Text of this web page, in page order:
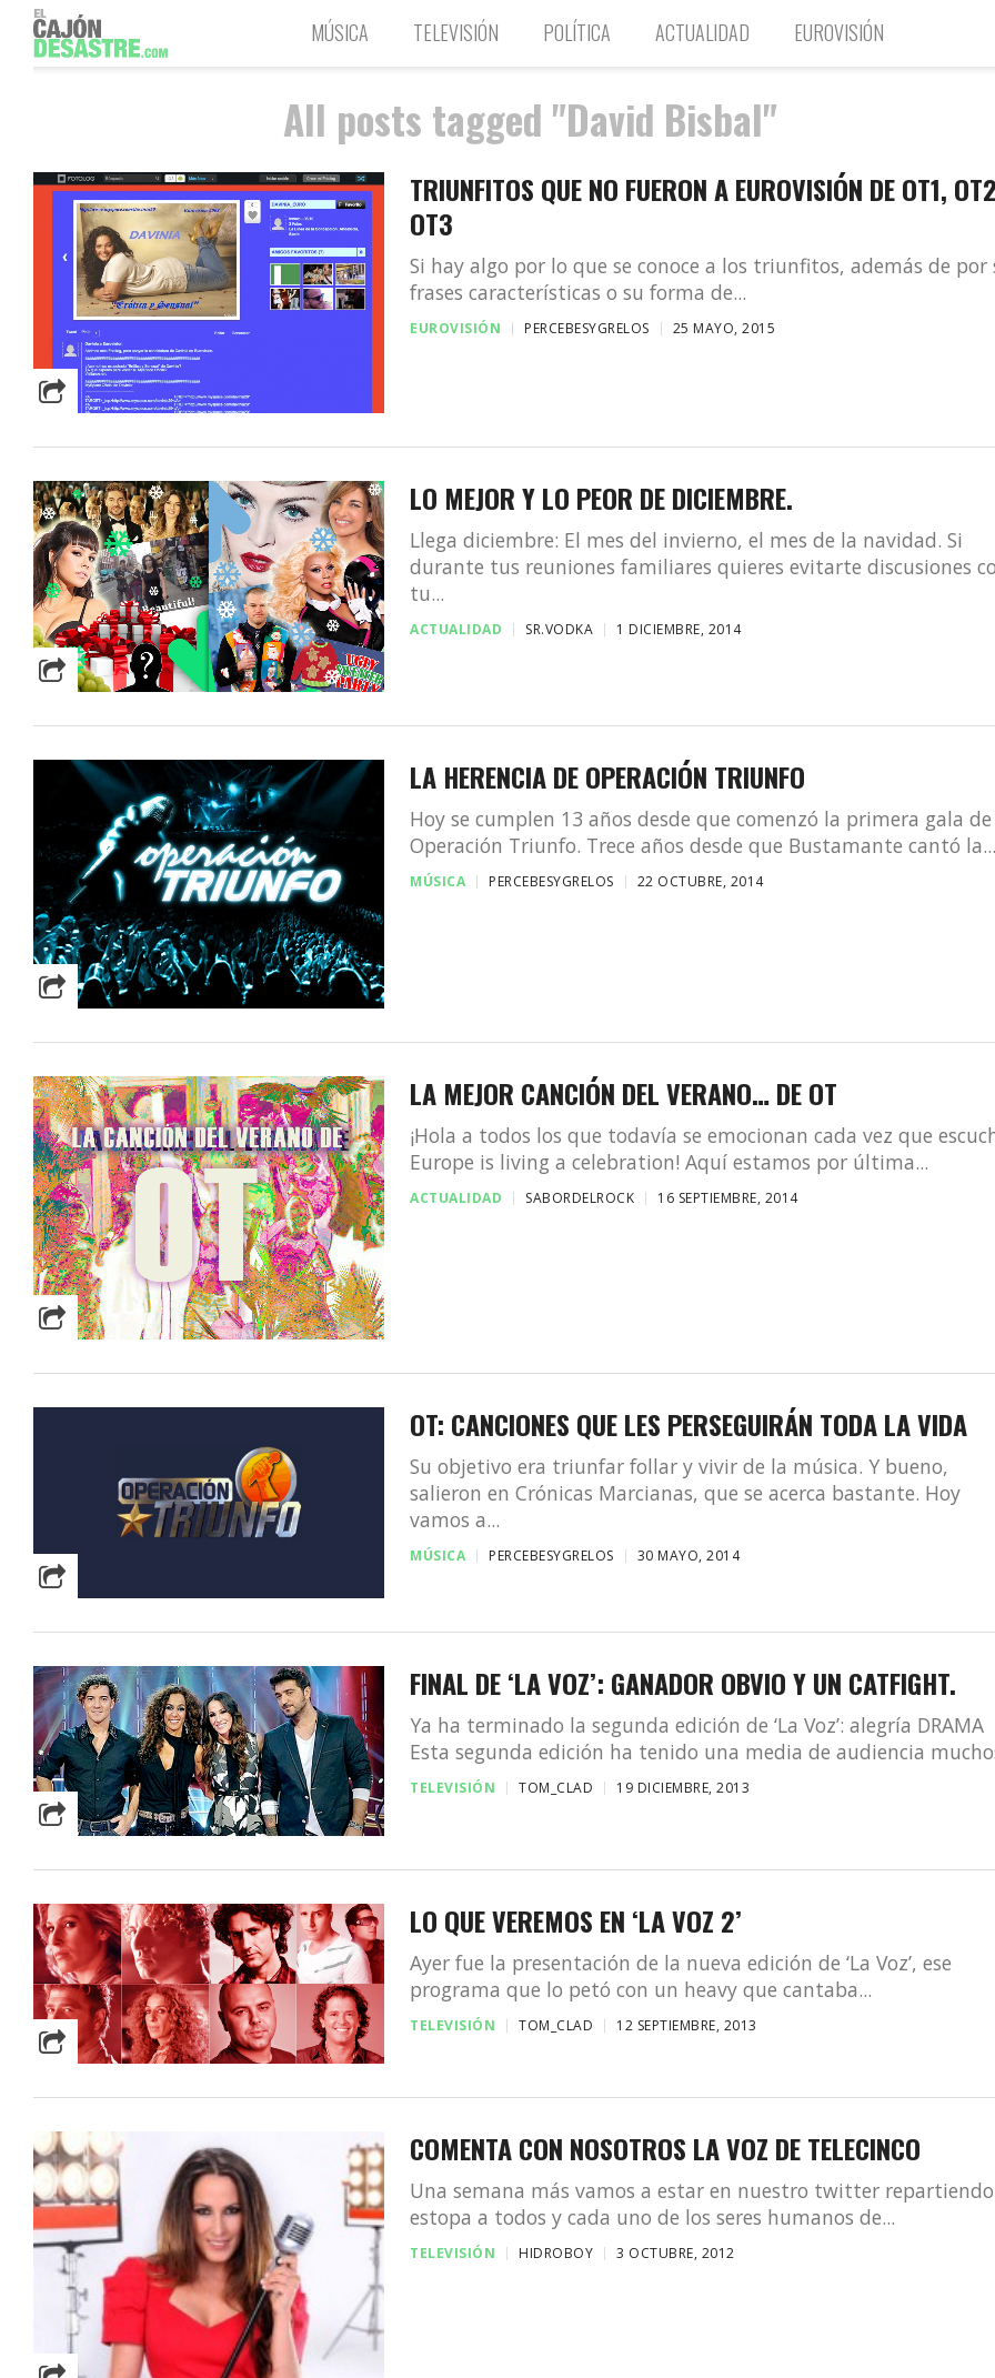
MÚSICA TELEVISIÓN POLÍTICA ACTUALIDAD EUROVISIÓN
All posts tagged "David Bisbal"
TRIUNFITOS QUE NO FUERON A EUROVISIÓN DE OT1,
OT3
Si hay algo por lo que se conoce a los triunfitos, además de por
frases características o su forma de...
EUROVISIÓN PERCEBESYGRELOS 25 MAYO, 2015
LO MEJOR Y LO PEOR DE DICIEMBRE.
Llega diciembre: El mes del invierno, el mes de la navidad. Si
durante tus reuniones familiares quieres evitarte discusiones
tu...
ACTUALIDAD SR.VODKA 1 DICIEMBRE, 2014
LA HERENCIA DE OPERACIÓN TRIUNFO
Hoy se cumplen 13 años desde que comenzó la primera gala de
Operación Triunfo. Trece años desde que Bustamante cantó
MÚSICA PERCEBESYGRELOS 22 OCTUBRE, 2014
LA MEJOR CANCIÓN DEL VERANO… DE OT
¡Hola a todos los que todavía se emocionan cada vez que
Europe is living a celebration! Aquí estamos por última...
ACTUALIDAD SABORDELROCK 16 SEPTIEMBRE, 2014
OT: CANCIONES QUE LES PERSEGUIRÁN TODA LA VIDA
Su objetivo era triunfar follar y vivir de la música. Y bueno,
salieron en Crónicas Marcianas, que se acerca bastante. Hoy
vamos a...
MÚSICA PERCEBESYGRELOS 30 MAYO, 2014
FINAL DE ‘LA VOZ’: GANADOR OBVIO Y UN CATFIGHT.
Ya ha terminado la segunda edición de ‘La Voz’: alegría DRAMA
Esta segunda edición ha tenido una media de audiencia
TELEVISIÓN TOM_CLAD 19 DICIEMBRE, 2013
LO QUE VEREMOS EN ‘LA VOZ 2’
Ayer fue la presentación de la nueva edición de ‘La Voz’, ese
programa que lo petó con un heavy que cantaba...
TELEVISIÓN TOM_CLAD 12 SEPTIEMBRE, 2013
COMENTA CON NOSOTROS LA VOZ DE TELECINCO
Una semana más vamos a estar en nuestro twitter repartiendo
estopa a todos y cada uno de los seres humanos de...
TELEVISIÓN HIDROBOY 3 OCTUBRE, 2012